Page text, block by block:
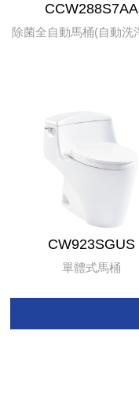
CCW288S7AA
CW923SGUS
單體式馬桶